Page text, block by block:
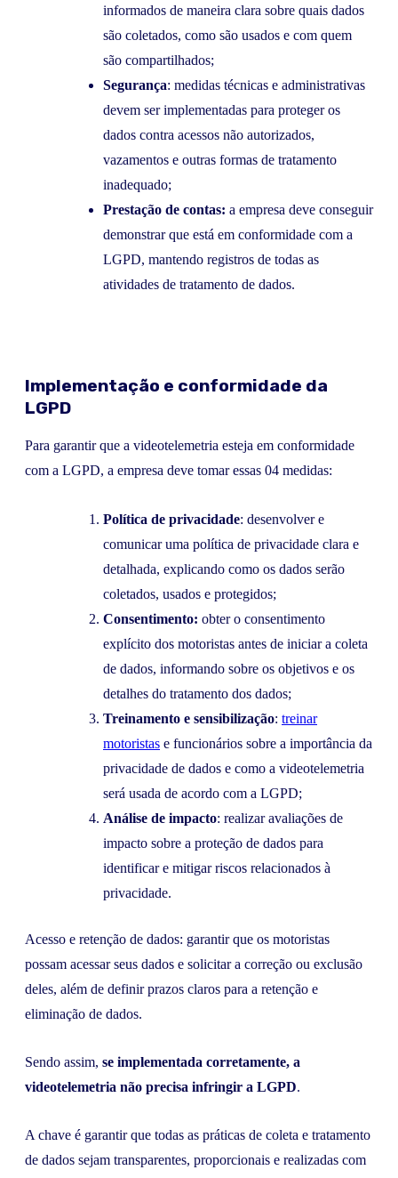
informados de maneira clara sobre quais dados
são coletados, como são usados e com quem
são compartilhados;
Segurança: medidas técnicas e administrativas
devem ser implementadas para proteger os
dados contra acessos não autorizados,
vazamentos e outras formas de tratamento
inadequado;
Prestação de contas: a empresa deve conseguir
demonstrar que está em conformidade com a
LGPD, mantendo registros de todas as
atividades de tratamento de dados.
Implementação e conformidade da
LGPD
Para garantir que a videotelemetria esteja em conformidade
com a LGPD, a empresa deve tomar essas 04 medidas:
Política de privacidade: desenvolver e
comunicar uma política de privacidade clara e
detalhada, explicando como os dados serão
coletados, usados e protegidos;
Consentimento: obter o consentimento
explícito dos motoristas antes de iniciar a coleta
de dados, informando sobre os objetivos e os
detalhes do tratamento dos dados;
Treinamento e sensibilização: treinar
motoristas e funcionários sobre a importância da
privacidade de dados e como a videotelemetria
será usada de acordo com a LGPD;
Análise de impacto: realizar avaliações de
impacto sobre a proteção de dados para
identificar e mitigar riscos relacionados à
privacidade.
Acesso e retenção de dados: garantir que os motoristas
possam acessar seus dados e solicitar a correção ou exclusão
deles, além de definir prazos claros para a retenção e
eliminação de dados.
Sendo assim, se implementada corretamente, a
videotelemetria não precisa infringir a LGPD.
A chave é garantir que todas as práticas de coleta e tratamento
de dados sejam transparentes, proporcionais e realizadas com